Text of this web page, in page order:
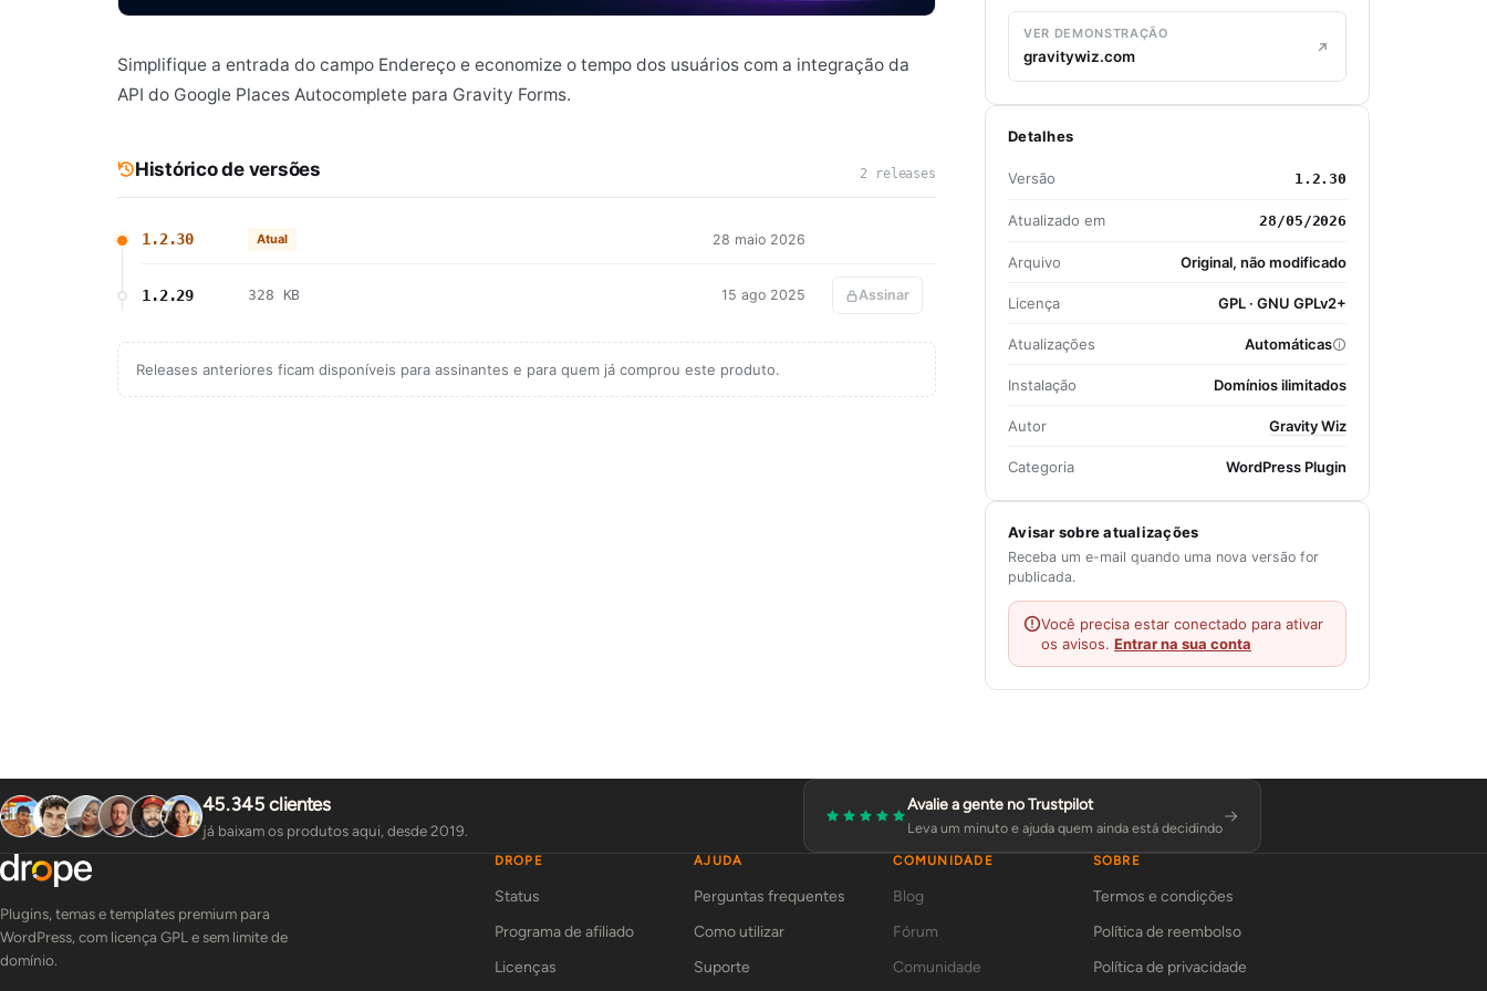
Simplifique a entrada do campo Endereço e economize o tempo dos usuários com a integração da
API do Google Places Autocomplete para Gravity Forms.
Histórico de versões 2 releases
1.2.30 Atual 28 maio 2026
1.2.29 328 KB 15 ago 2025 Assinar
Releases anteriores ficam disponíveis para assinantes e para quem já comprou este produto.
VER DEMONSTRAÇÃO
gravitywiz.com
Detalhes
Versão 1.2.30
Atualizado em 28/05/2026
Arquivo Original, não modificado
Licença GPL · GNU GPLv2+
Atualizações Automáticas
Instalação Domínios ilimitados
Autor Gravity Wiz
Categoria WordPress Plugin
Avisar sobre atualizações
Receba um e-mail quando uma nova versão for
publicada.
Você precisa estar conectado para ativar
os avisos. Entrar na sua conta
45.345 clientes
já baixam os produtos aqui, desde 2019.
Avalie a gente no Trustpilot
Leva um minuto e ajuda quem ainda está decidindo
Plugins, temas e templates premium para
WordPress, com licença GPL e sem limite de
domínio.
DROPE
Status
Programa de afiliado
Licenças
AJUDA
Perguntas frequentes
Como utilizar
Suporte
COMUNIDADE
Blog
Fórum
Comunidade
SOBRE
Termos e condições
Política de reembolso
Política de privacidade